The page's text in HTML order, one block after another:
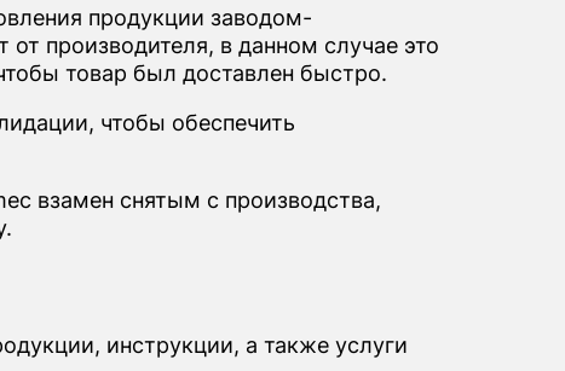
продукции заводом-
производителя, в данном случае это
товар был доставлен быстро.
чтобы обеспечить
взамен снятым с производства,
инструкции, а также услуги